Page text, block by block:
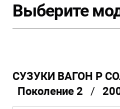
Выберите
СУЗУКИ ВАГОН Р
Поколение 2 /